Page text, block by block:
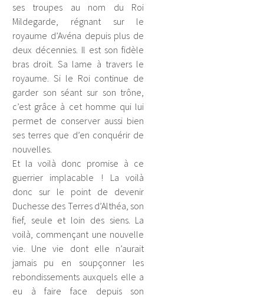
ses troupes au nom du Roi
Mildegarde, régnant sur le
royaume d’Avéna depuis plus de
deux décennies. Il est son fidèle
bras droit. Sa lame à travers le
royaume. Si le Roi continue de
garder son séant sur son trône,
c’est grâce à cet homme qui lui
permet de conserver aussi bien
ses terres que d’en conquérir de
nouvelles.
Et la voilà donc promise à ce
guerrier implacable ! La voilà
donc sur le point de devenir
Duchesse des Terres d’Althéa, son
fief, seule et loin des siens. La
voilà, commençant une nouvelle
vie. Une vie dont elle n’aurait
jamais pu en soupçonner les
rebondissements auxquels elle a
eu à faire face depuis son